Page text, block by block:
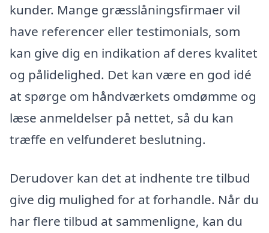
kunder. Mange græsslåningsfirmaer vil
have referencer eller testimonials, som
kan give dig en indikation af deres kvalitet
og pålidelighed. Det kan være en god idé
at spørge om håndværkets omdømme og
læse anmeldelser på nettet, så du kan
træffe en velfunderet beslutning.
Derudover kan det at indhente tre tilbud
give dig mulighed for at forhandle. Når du
har flere tilbud at sammenligne, kan du